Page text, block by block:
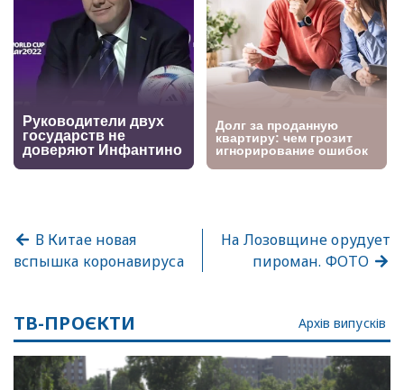
В Китае новая
вспышка коронавируса
На Лозовщине орудует
пироман. ФОТО
ТВ-ПРОЄКТИ Архів випусків